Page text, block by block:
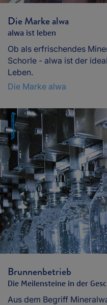
Die Marke alwa
alwa ist leben
Ob als erfrischendes
Schorle - alwa ist der
Leben.
Die Marke alwa
Brunnenbetrieb
Die Meilensteine in der
Aus dem Begriff